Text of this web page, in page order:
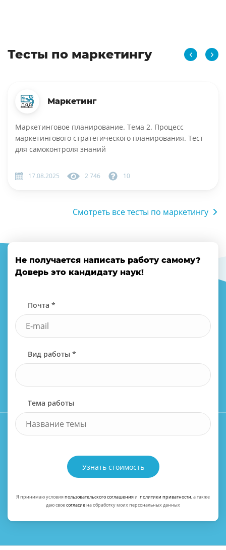
Тесты по маркетингу
Маркетинг
Маркетинговое планирование. Тема 2. Процесс
маркетингового стратегического планирования. Тест
для самоконтроля знаний
17.08.2025 2 746 10
Смотреть все тесты по маркетингу
Не получается написать работу самому?
Доверь это кандидату наук!
Почта *
Вид работы *
Тема работы
Узнать стоимость
Я принимаю условияпользовательского соглашенияи политики приватности, а также
даю своесогласиена обработку моих персональных данных